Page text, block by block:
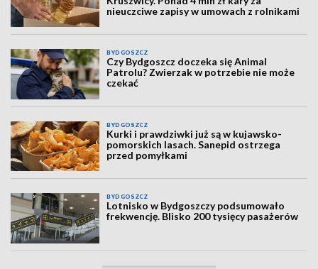
nieuczciwe zapisy w umowach z rolnikami
BYDGOSZCZ
Czy Bydgoszcz doczeka się Animal
Patrolu? Zwierzak w potrzebie nie może
czekać
BYDGOSZCZ
Kurki i prawdziwki już są w kujawsko-
pomorskich lasach. Sanepid ostrzega
przed pomyłkami
BYDGOSZCZ
Lotnisko w Bydgoszczy podsumowało
frekwencję. Blisko 200 tysięcy pasażerów